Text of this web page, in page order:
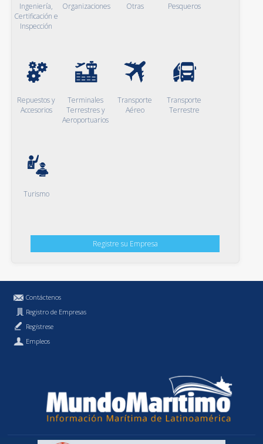
Ingeniería,
Certificación e
Inspección
Organizaciones Otras Pesqueros
Repuestos y
Accesorios
Terminales
Terrestres y
Aeroportuarios
Transporte
Aéreo
Transporte
Terrestre
Turismo
Registre su Empresa
Contáctenos
Registro de Empresas
Regístrese
Empleos